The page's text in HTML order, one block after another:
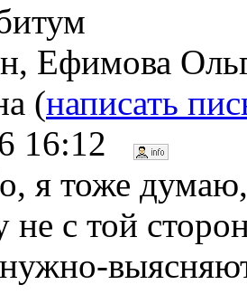
Ефимова
(написать
16:12
я тоже
не с той